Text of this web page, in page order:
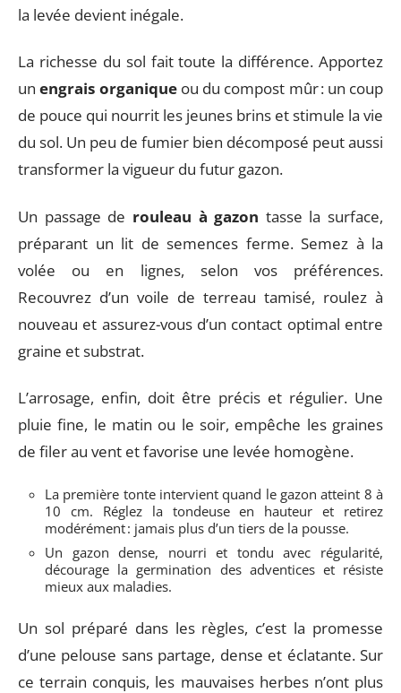
la levée devient inégale.
La richesse du sol fait toute la différence. Apportez
unengrais organiqueou du compost mûr : un coup
de pouce qui nourrit les jeunes brins et stimule la vie
du sol. Un peu de fumier bien décomposé peut aussi
transformer la vigueur du futur gazon.
Un passage de rouleau à gazon tasse la surface,
préparant un lit de semences ferme. Semez à la
volée ou en lignes, selon vos préférences.
Recouvrez d’un voile de terreau tamisé, roulez à
nouveau et assurez-vous d’un contact optimal entre
graine et substrat.
L’arrosage, enfin, doit être précis et régulier. Une
pluie fine, le matin ou le soir, empêche les graines
de filer au vent et favorise une levée homogène.
La première tonte intervient quand le gazon atteint 8 à
10 cm. Réglez la tondeuse en hauteur et retirez
modérément : jamais plus d’un tiers de la pousse.
Un gazon dense, nourri et tondu avec régularité,
décourage la germination des adventices et résiste
mieux aux maladies.
Un sol préparé dans les règles, c’est la promesse
d’une pelouse sans partage, dense et éclatante. Sur
ce terrain conquis, les mauvaises herbes n’ont plus